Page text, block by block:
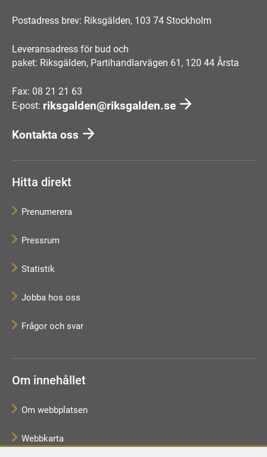
Postadress brev: Riksgälden, 103 74 Stockholm
Leveransadress för bud och
paket: Riksgälden, Partihandlarvägen 61, 120 44 Årsta
Fax: 08 21 21 63
E-post: riksgalden@riksgalden.se
Kontakta oss
Hitta direkt
Prenumerera
Pressrum
Statistik
Jobba hos oss
Frågor och svar
Om innehållet
Om webbplatsen
Webbkarta